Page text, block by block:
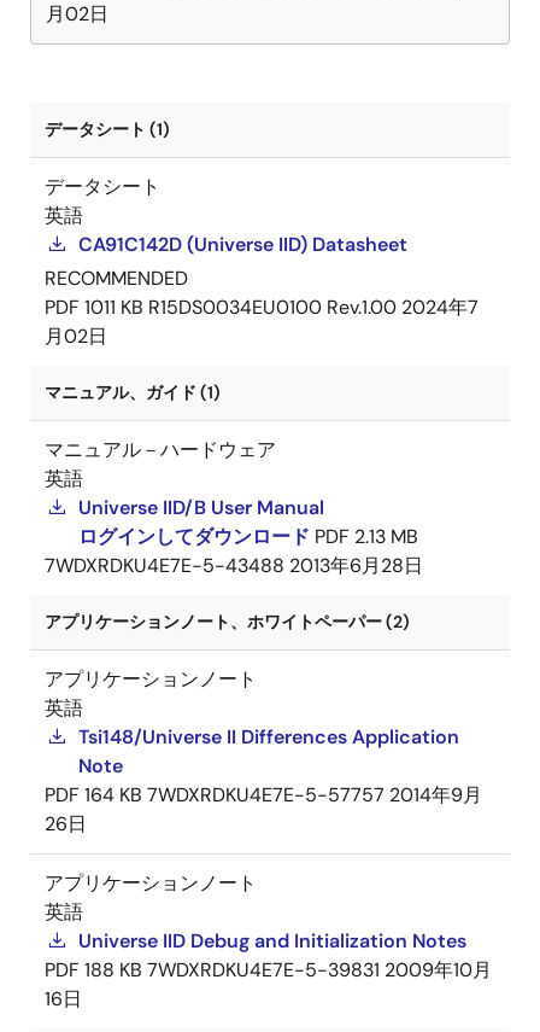
月02日
データシート (1)
データシート
英語
CA91C142D (Universe IID) Datasheet
RECOMMENDED
PDF 1011 KB R15DS0034EU0100 Rev.1.00 2024年7
月02日
マニュアル、ガイド (1)
マニュアル－ハードウェア
英語
Universe IID/B User Manual
ログインしてダウンロード PDF 2.13 MB
7WDXRDKU4E7E-5-43488 2013年6月28日
アプリケーションノート、ホワイトペーパー (2)
アプリケーションノート
英語
Tsi148/Universe II Differences Application
Note
PDF 164 KB 7WDXRDKU4E7E-5-57757 2014年9月
26日
アプリケーションノート
英語
Universe IID Debug and Initialization Notes
PDF 188 KB 7WDXRDKU4E7E-5-39831 2009年10月
16日